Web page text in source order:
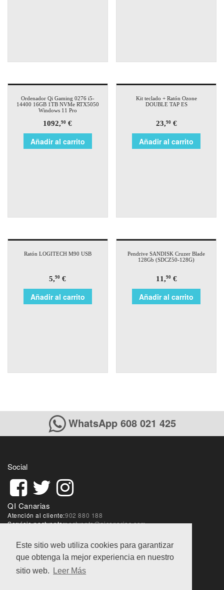
Este sitio web utiliza cookies para garantizar
que obtenga la mejor experiencia en nuestro
sitio web.
Leer Más
Ordenador Qi Gaming 0276 i5-
14400 16GB 1TB NVMe RTX5050
Windows 11 Pro
1092,90 €
Añadir al carrito
Kit teclado + Ratón Ozone
DOUBLE TAP ES
23,90€
Añadir al carrito
Ratón LOGITECH M90 USB
5,90 €
Añadir al carrito
Pendrive SANDISK Cruzer Blade
128Gb (SDCZ50-128G)
11,90€
Añadir al carrito
WhatsApp 608 021 425
Social
QI Canarias
Atención al cliente:902 880 188
Servicio postventa:postventa@qicanarias.com
Condiciones de ventas|Aviso Legal|Política de
privacidad